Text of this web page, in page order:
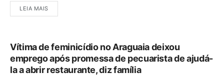
LEIA MAIS
Vítima de feminicídio no Araguaia deixou
emprego após promessa de pecuarista de ajudá-
la a abrir restaurante, diz família